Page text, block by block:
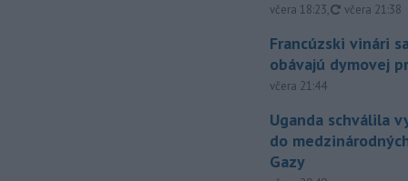
včera 18:23, aktualizované
včera 21:38
Francúzski vinári
obávajú dymovej
včera 21:44
Uganda schválila
do
Gazy